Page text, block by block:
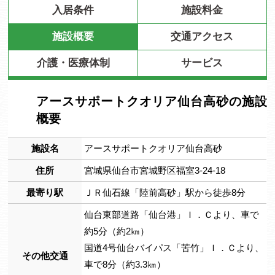
入居条件 施設料金
施設概要 交通アクセス
介護・医療体制 サービス
アースサポートクオリア仙台高砂の施設
概要
施設名 アースサポートクオリア仙台高砂
住所 宮城県仙台市宮城野区福室3-24-18
最寄り駅 ＪＲ仙石線「陸前高砂」駅から徒歩8分
その他交通
仙台東部道路「仙台港」Ｉ．Ｃより、車で
約5分（約2㎞）
国道4号仙台バイパス「苦竹」Ｉ．Ｃより、
車で8分（約3.3㎞）